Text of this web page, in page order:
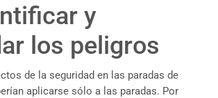
y
los peligros
de la seguridad en las paradas de
aplicarse sólo a las paradas. Por